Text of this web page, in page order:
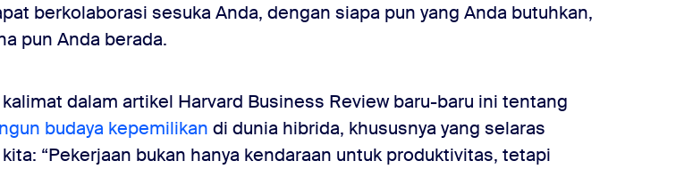
berkolaborasi sesuka Anda, dengan siapa pun yang Anda butuhkan,
pun Anda berada.
dalam artikel Harvard Business Review baru-baru ini tentang
budaya kepemilikan di dunia hibrida, khususnya yang selaras
“Pekerjaan bukan hanya kendaraan untuk produktivitas, tetapi